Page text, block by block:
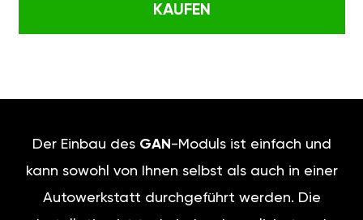
KAUFEN
Der Einbau des GAN -Moduls ist einfach und
kann sowohl von Ihnen selbst als auch in einer
Autowerkstatt durchgeführt werden. Die